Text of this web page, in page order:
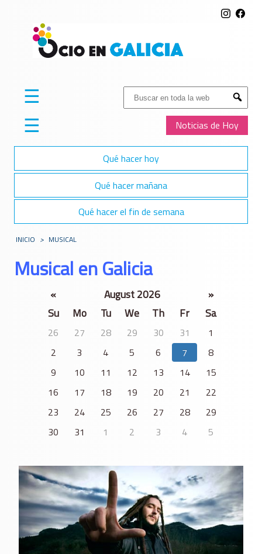
Buscar:
Submit
Noticias de Hoy
☰
☰
Qué hacer hoy
Qué hacer mañana
Qué hacer el fin de semana
INICIO > MUSICAL
Musical en Galicia
« August 2026
»
Su
Mo Tu We Th Fr Sa
26 27 28 29 30 31
1
2
3 4 5 6 7
8
9
10 11 12 13 14
15
16
17 18 19 20 21
22
23
24 25 26 27 28
29
30
31 1 2 3 4 5